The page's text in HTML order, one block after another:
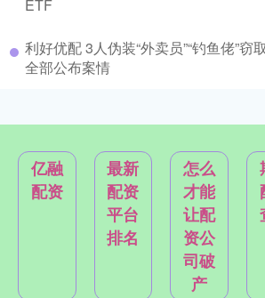
ETF
利好优配 3人伪装“外卖员”“钓鱼佬”窃
全部公布案情
亿融
配资
最新
配资
平台
排名
怎么
才能
让配
资公
司破
产